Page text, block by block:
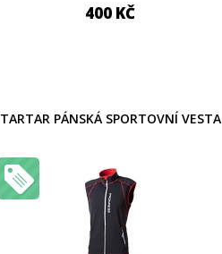
400 KČ
TARTAR PÁNSKÁ SPORTOVNÍ VESTA